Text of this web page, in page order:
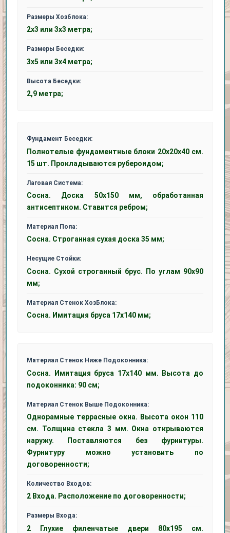
Размеры Хозблока:
2х3 или 3х3 метра;
Размеры Беседки:
3х5 или 3х4 метра;
Высота Беседки:
2,9 метра;
Фундамент Беседки:
Полнотелые фундаментные блоки 20x20x40 см.
15 шт. Прокладываются рубероидом;
Лаговая Система:
Сосна. Доска 50x150 мм, обработанная
антисептиком. Ставится ребром;
Материал Пола:
Сосна. Строганная сухая доска 35 мм;
Несущие Стойки:
Сосна. Сухой строганный брус. По углам 90х90
мм;
Материал Стенок ХозБлока:
Сосна. Имитация бруса 17х140 мм;
Материал Стенок Ниже Подоконника:
Сосна. Имитация бруса 17х140 мм. Высота до
подоконника: 90 см;
Материал Стенок Выше Подоконника:
Однорамные террасные окна. Высота окон 110
см. Толщина стекла 3 мм. Окна открываются
наружу. Поставляются без фурнитуры.
Фурнитуру можно установить по
договоренности;
Количество Входов:
2 Входа. Расположение по договоренности;
Размеры Входа:
2 Глухие филенчатые двери 80х195 см.